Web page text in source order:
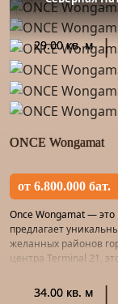
проектов на рынке
29.00 кв. м
ONCE Wongamat
от 6.800.000 бат.
Once Wongamat —
предлагает
желанных районов
центра Terminal 21,
34.00 кв. м